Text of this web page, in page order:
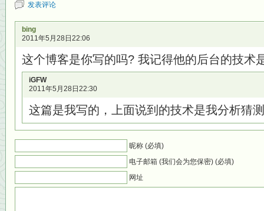
发表评论
bing
2011年5月28日22:06
这个博客是你写的吗? 我记得他的后台的技术
iGFW
2011年5月28日22:30
这篇是我写的，上面说到的技术是我分析猜
昵称 (必填)
电子邮箱 (我们会为您保密) (必填)
网址